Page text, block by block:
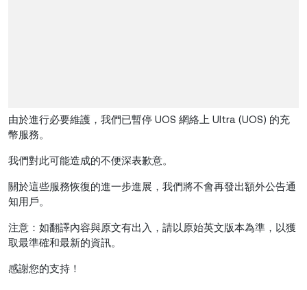
由於進行必要維護，我們已暫停 UOS 網絡上 Ultra (UOS) 的充
幣服務。
我們對此可能造成的不便深表歉意。
關於這些服務恢復的進一步進展，我們將不會再發出額外公告通
知用戶。
注意：如翻譯內容與原文有出入，請以原始英文版本為準，以獲
取最準確和最新的資訊。
感謝您的支持！